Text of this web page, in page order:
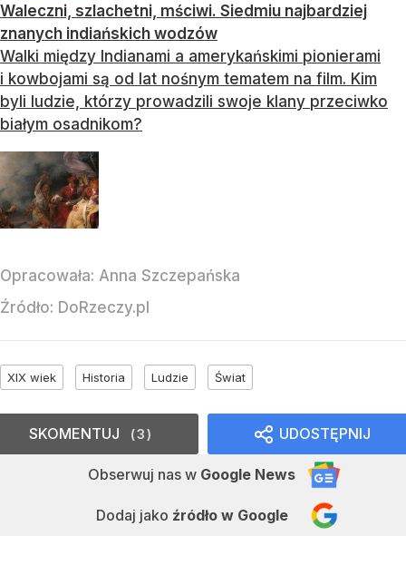
Waleczni, szlachetni, mściwi. Siedmiu najbardziej
znanych indiańskich wodzów
Walki między Indianami a amerykańskimi pionierami
i kowbojami są od lat nośnym tematem na film. Kim
byli ludzie, którzy prowadzili swoje klany przeciwko
białym osadnikom?
Opracowała: Anna Szczepańska
Źródło: DoRzeczy.pl
XIX wiek Historia Ludzie Świat
UDOSTĘPNIJ
Obserwuj nas w Google News
Dodaj jako źródło w Google
SKOMENTUJ 3